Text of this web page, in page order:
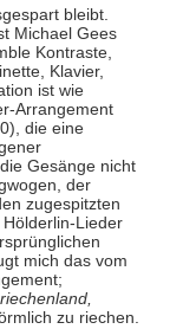
bleibt.
Michael Gees
Kontraste,
Klavier,
ist wie
Arrangement
die eine
Gesänge nicht
der
zugespitzten
Lieder
mich das vom
zu riechen.